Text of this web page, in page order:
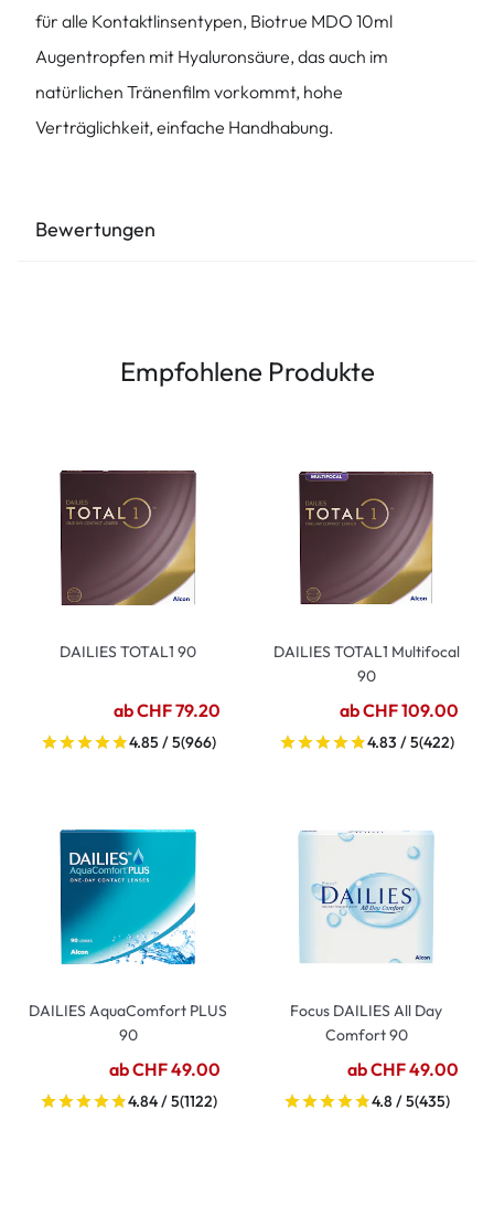
für alle Kontaktlinsentypen, Biotrue MDO 10ml
Augentropfen mit Hyaluronsäure, das auch im
natürlichen Tränenfilm vorkommt, hohe
Verträglichkeit, einfache Handhabung.
Bewertungen
Empfohlene Produkte
DAILIES TOTAL1 90
ab CHF 79.20
4.85 / 5(966)
DAILIES TOTAL1 Multifocal
90
ab CHF 109.00
4.83 / 5(422)
DAILIES AquaComfort PLUS
90
ab CHF 49.00
4.84 / 5(1122)
Focus DAILIES All Day
Comfort 90
ab CHF 49.00
4.8 / 5(435)